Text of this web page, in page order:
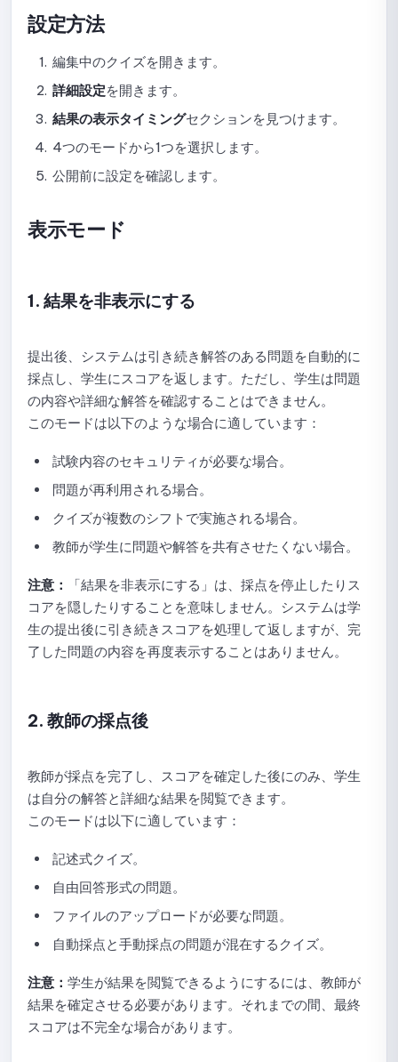
採点と受験回数の設定ガイド
イド
表示オプションの設定ガイド
テストの公開停止、編集、および再公開に関するガイド
提出一覧の確認方法
提出詳細の表示とスコア確定のガイド
試験統計の閲覧ガイド
試験の削除ガイド
Quick Quizの使い方：作成から共有までの完全ガイド
NineQuizでのQuick Quizの作成と設定ガイド
Quick Quizの結果表示設定ガイド
Quick Quizの問題を手動で作成するためのガイド
AIでQuick Quizの問題を作成するガイド
クイッククイズ（Quick Quiz）用にライブラリから問題を
ランダムに選択する手順
Quick Quizでサポートされている問題タイプ
Quick Quizの提出一覧を確認するガイド
Quick Quiz統計の確認ガイド
Quick Quizのコピー方法
クイッククイズを削除する方法
問題集
設定方法
編集中のクイズを開きます。
詳細設定を開きます。
結果の表示タイミングセクションを見つけます。
4つのモードから1つを選択します。
公開前に設定を確認します。
表示モード
1. 結果を非表示にする
提出後、システムは引き続き解答のある問題を自動的に
採点し、学生にスコアを返します。ただし、学生は問題
の内容や詳細な解答を確認することはできません。
このモードは以下のような場合に適しています：
試験内容のセキュリティが必要な場合。
問題が再利用される場合。
クイズが複数のシフトで実施される場合。
教師が学生に問題や解答を共有させたくない場合。
注意：
「結果を非表示にする」は、採点を停止したりス
コアを隠したりすることを意味しません。システムは学
生の提出後に引き続きスコアを処理して返しますが、完
了した問題の内容を再度表示することはありません。
2. 教師の採点後
教師が採点を完了し、スコアを確定した後にのみ、学生
は自分の解答と詳細な結果を閲覧できます。
このモードは以下に適しています：
記述式クイズ。
自由回答形式の問題。
ファイルのアップロードが必要な問題。
自動採点と手動採点の問題が混在するクイズ。
注意： 学生が結果を閲覧できるようにするには、教師が
結果を確定させる必要があります。それまでの間、最終
スコアは不完全な場合があります。